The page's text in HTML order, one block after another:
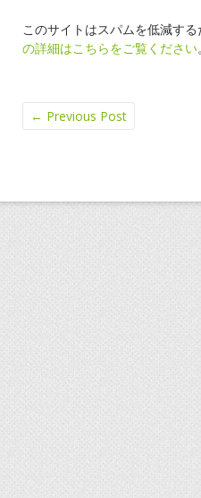
このサイトはスパムを低減す
の詳細はこちらをご覧ください。
← Previous Post